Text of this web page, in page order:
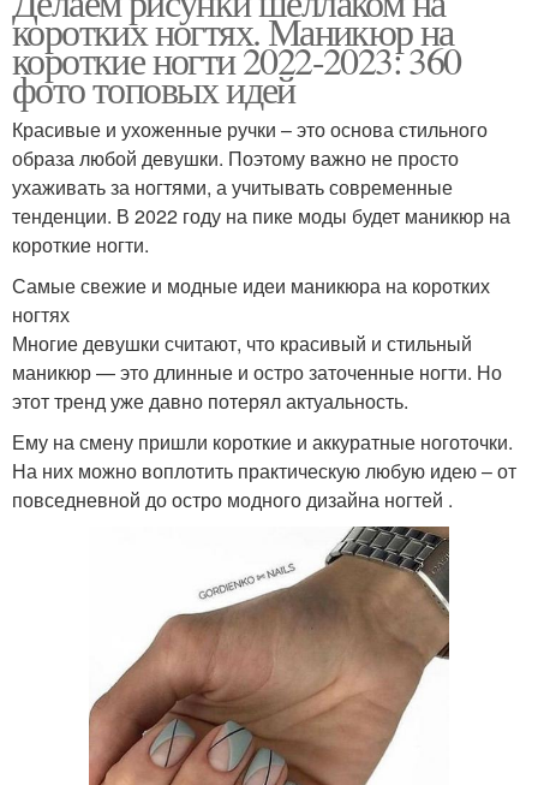
коротких ногтях. Маникюр на
короткие ногти 2022-2023: 360
фото топовых идей
Красивые и ухоженные ручки – это основа стильного
образа любой девушки. Поэтому важно не просто
ухаживать за ногтями, а учитывать современные
тенденции. В 2022 году на пике моды будет маникюр на
короткие ногти.
Самые свежие и модные идеи маникюра на коротких
ногтях
Многие девушки считают, что красивый и стильный
маникюр — это длинные и остро заточенные ногти. Но
этот тренд уже давно потерял актуальность.
Ему на смену пришли короткие и аккуратные ноготочки.
На них можно воплотить практическую любую идею – от
повседневной до остро модного дизайна ногтей .